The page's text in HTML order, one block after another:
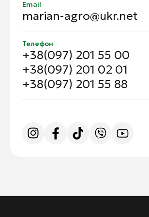
Email
marian-agro@ukr.net
Телефон
+38(097) 201 55 00
+38(097) 201 02 01
+38(097) 201 55 88